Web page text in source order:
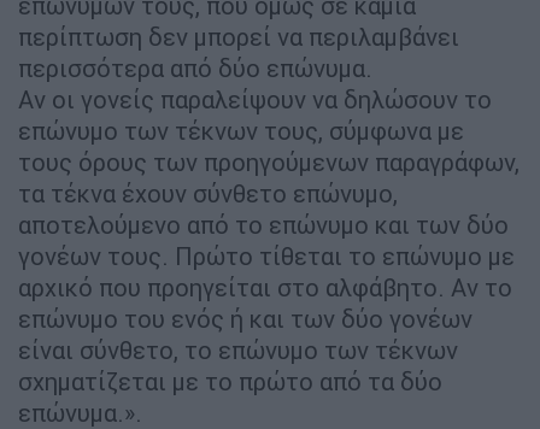
περίπτωση δεν μπορεί να περιλαμβάνει
περισσότερα από δύο επώνυμα.
Αν οι γονείς παραλείψουν να δηλώσουν το
επώνυμο των τέκνων τους, σύμφωνα με
τους όρους των προηγούμενων παραγράφων,
τα τέκνα έχουν σύνθετο επώνυμο,
αποτελούμενο από το επώνυμο και των δύο
γονέων τους. Πρώτο τίθεται το επώνυμο με
αρχικό που προηγείται στο αλφάβητο. Αν το
επώνυμο του ενός ή και των δύο γονέων
είναι σύνθετο, το επώνυμο των τέκνων
σχηματίζεται με το πρώτο από τα δύο
επώνυμα.».